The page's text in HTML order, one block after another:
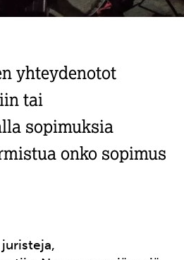
yhteydenotot
tai
sopimuksia
onko sopimus